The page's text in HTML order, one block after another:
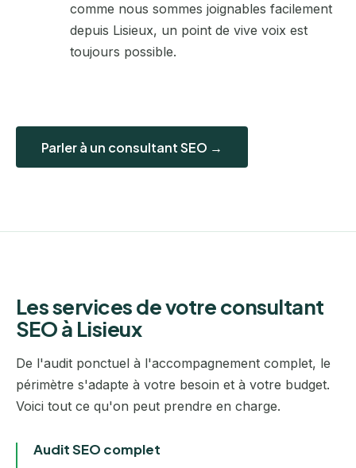
comme nous sommes joignables facilement
depuis Lisieux, un point de vive voix est
toujours possible.
Parler à un consultant SEO →
Les services de votre consultant
SEO à Lisieux
De l'audit ponctuel à l'accompagnement complet, le
périmètre s'adapte à votre besoin et à votre budget.
Voici tout ce qu'on peut prendre en charge.
Audit SEO complet